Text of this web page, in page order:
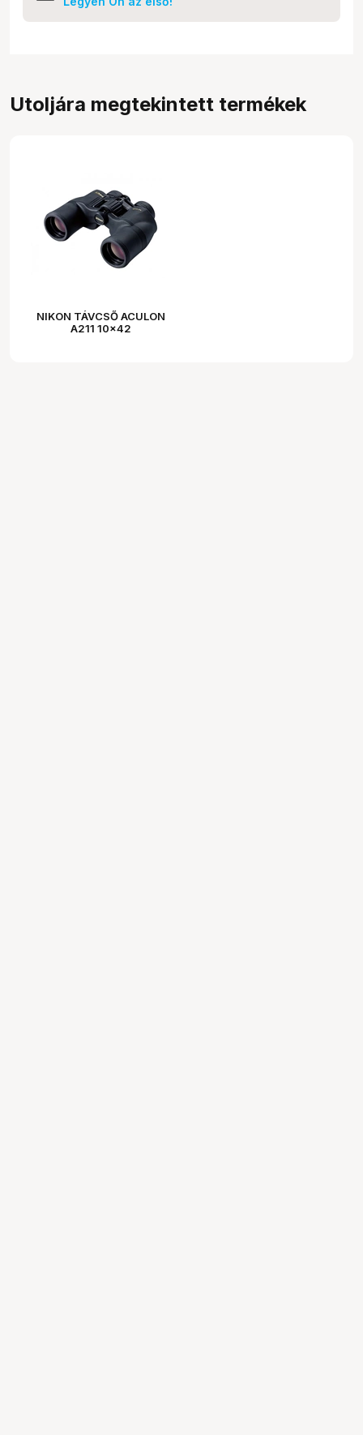
Utoljára megtekintett termékek
NIKON TÁVCSŐ ACULON
A211 10x42